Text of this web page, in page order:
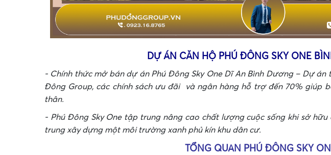
•
DỰ ÁN CĂN HỘ PHÚ ĐÔNG SKY ONE
- Chính thức mở bán dự án Phú Đông Sky One Dĩ An Bình Dương – Dự
Đông Group, các chính sách ưu đãi và ngân hàng hỗ trợ đến 70% giúp
thân.
- Phú Đông Sky One tập trung nâng cao chất lượng cuộc sống khi sở
trung xây dựng một môi trường xanh phủ kín khu dân cư.
TỔNG QUAN PHÚ ĐÔNG SKY